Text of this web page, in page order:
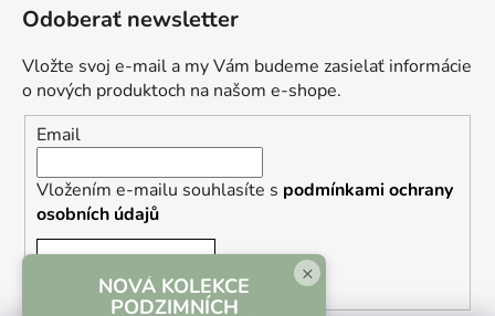
Odoberať newsletter
Vložte svoj e-mail a my Vám budeme zasielať informácie
o nových produktoch na našom e-shope.
Email
Vložením e-mailu souhlasíte s podmínkami ochrany
osobních údajů
×
NOVÁ KOLEKCE
PODZIMNÍCH